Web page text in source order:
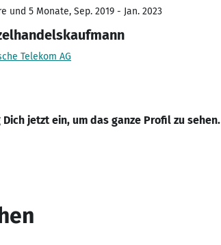
und 5 Monate, Sep. 2019 - Jan. 2023
Telekom AG
Dich jetzt ein, um das ganze Profil zu sehen.